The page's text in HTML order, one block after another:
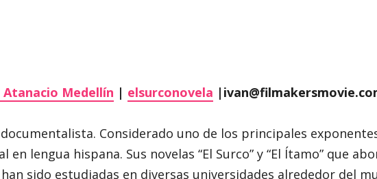
Atanacio Medellín | elsurconovela
Considerado uno de los principales
en lengua hispana. Sus novelas “El Surco” y “El Ítamo” que
sido estudiadas en diversas universidades alrededor del